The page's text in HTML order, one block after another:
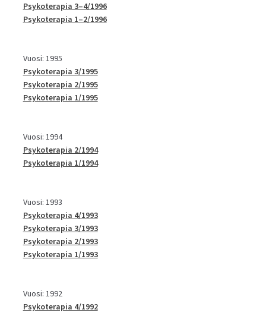
Psykoterapia 3–4/1996
Psykoterapia 1–2/1996
Vuosi: 1995
Psykoterapia 3/1995
Psykoterapia 2/1995
Psykoterapia 1/1995
Vuosi: 1994
Psykoterapia 2/1994
Psykoterapia 1/1994
Vuosi: 1993
Psykoterapia 4/1993
Psykoterapia 3/1993
Psykoterapia 2/1993
Psykoterapia 1/1993
Vuosi: 1992
Psykoterapia 4/1992